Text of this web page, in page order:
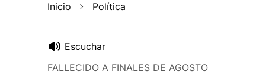
InternacionalInicio Política
Escuchar
FALLECIDO A FINALES DE AGOSTO